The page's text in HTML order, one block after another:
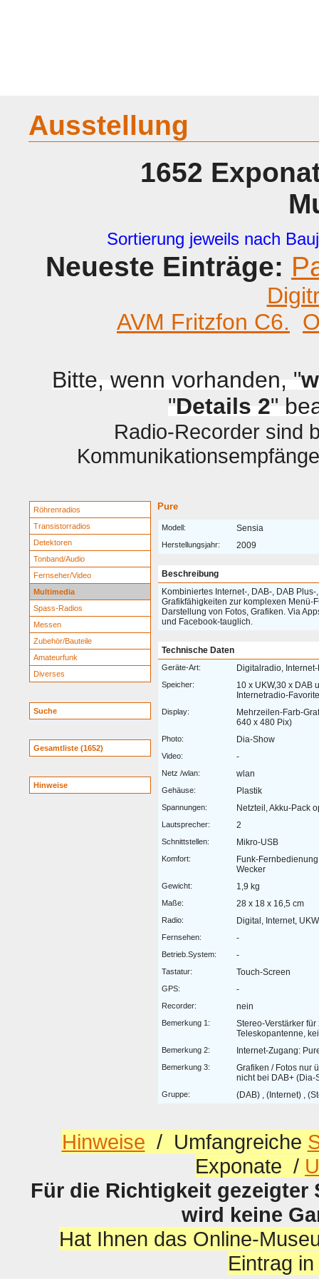
Ausstellung
1652
Sortierung jeweils nach
Neueste Einträge:
AVM Fritzfon C6.
Bitte, wenn vorhanden, "
"Details 2"
Radio-Recorder sind
Röhrenradios
Transistorradios
Detektoren
Tonband/Audio
Fernseher/Video
Multimedia
Spass-Radios
Messen
Zubehör/Bauteile
Amateurfunk
Diverses
Suche
Gesamtliste (1652)
Hinweise
Pure
Modell: Sensia
Herstellungsjahr: 2009
Beschreibung
Kombiniertes Internet-, DAB-, DAB
Grafikfähigkeiten zur komplexen Menü-
Darstellung von Fotos, Grafiken. Via
und Facebook-tauglich.
Technische Daten
Geräte-Art: Digitalradio,
Speicher:
10 x UKW,30 x DAB
Internetradio-
Display:
Mehrzeilen-Farb-
640 x 480 Pix)
Photo: Dia-Show
Video: -
Netz /wlan: wlan
Gehäuse: Plastik
Spannungen: Netzteil, Akku-Pack
Lautsprecher: 2
Schnittstellen: Mikro-USB
Komfort:
Funk-
Wecker
Gewicht: 1,9 kg
Maße: 28 x 18 x 16,5 cm
Radio: Digital, Internet,
Fernsehen: -
Betrieb.System: -
Tastatur: Touch-Screen
GPS: -
Recorder: nein
Bemerkung 1:
Stereo-Verstärker für
Teleskopantenne,
Bemerkung 2: Internet-Zugang:
Bemerkung 3:
Grafiken / Fotos nur
nicht bei DAB+ (Dia-
Gruppe: (DAB) , (Internet) ,
Hinweise / Umfangreiche
Exponate /
Für die Richtigkeit
wird keine
Hat Ihnen das Online-
Eintrag